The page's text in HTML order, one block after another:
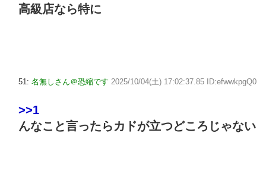
高級店なら特に
51: 名無しさん＠恐縮です 2025/10/04(土) 17:02:37.85 ID:efwwkpgQ0
>>1
んなこと言ったらカドが立つどころじゃない